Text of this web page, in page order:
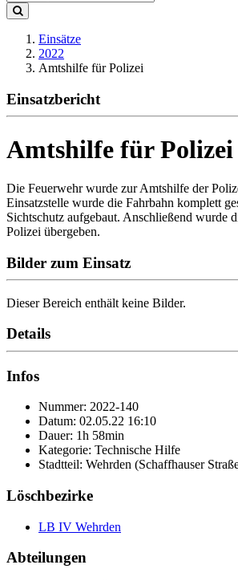
Einsätze
2022
Amtshilfe für Polizei
Einsatzbericht
Amtshilfe für Polizei
Die Feuerwehr wurde zur Amtshilfe der
Einsatzstelle wurde die Fahrbahn komplett
Sichtschutz aufgebaut. Anschließend wurde
Polizei übergeben.
Bilder zum Einsatz
Dieser Bereich enthält keine Bilder.
Details
Infos
Nummer: 2022-140
Datum: 02.05.22 16:10
Dauer: 1h 58min
Kategorie: Technische Hilfe
Stadtteil: Wehrden (Schaffhauser
Löschbezirke
LB IV Wehrden
Abteilungen